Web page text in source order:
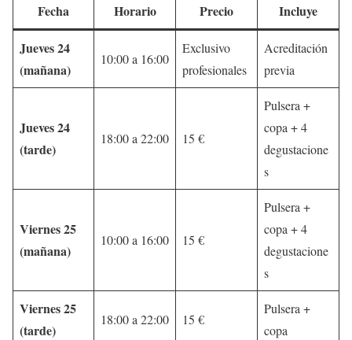
Fecha Horario Precio Incluye
Jueves 24
(mañana)
10:00 a 16:00
Exclusivo
profesionales
Acreditación
previa
Jueves 24
(tarde)
18:00 a 22:00 15 €
Pulsera +
copa + 4
degustacione
s
Viernes 25
(mañana)
10:00 a 16:00 15 €
Pulsera +
copa + 4
degustacione
s
Viernes 25
(tarde)
18:00 a 22:00 15 €
Pulsera +
copa